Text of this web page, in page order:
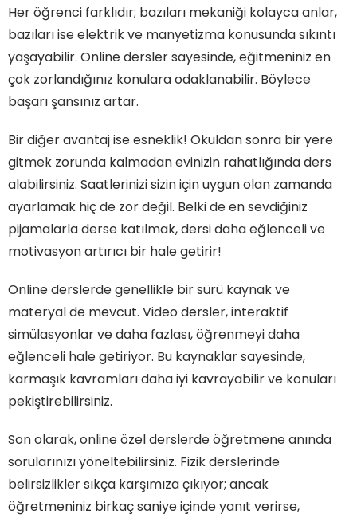
Her öğrenci farklıdır; bazıları mekaniği kolayca anlar,
bazıları ise elektrik ve manyetizma konusunda sıkıntı
yaşayabilir. Online dersler sayesinde, eğitmeniniz en
çok zorlandığınız konulara odaklanabilir. Böylece
başarı şansınız artar.
Bir diğer avantaj ise esneklik! Okuldan sonra bir yere
gitmek zorunda kalmadan evinizin rahatlığında ders
alabilirsiniz. Saatlerinizi sizin için uygun olan zamanda
ayarlamak hiç de zor değil. Belki de en sevdiğiniz
pijamalarla derse katılmak, dersi daha eğlenceli ve
motivasyon artırıcı bir hale getirir!
Online derslerde genellikle bir sürü kaynak ve
materyal de mevcut. Video dersler, interaktif
simülasyonlar ve daha fazlası, öğrenmeyi daha
eğlenceli hale getiriyor. Bu kaynaklar sayesinde,
karmaşık kavramları daha iyi kavrayabilir ve konuları
pekiştirebilirsiniz.
Son olarak, online özel derslerde öğretmene anında
sorularınızı yöneltebilirsiniz. Fizik derslerinde
belirsizlikler sıkça karşımıza çıkıyor; ancak
öğretmeniniz birkaç saniye içinde yanıt verirse,